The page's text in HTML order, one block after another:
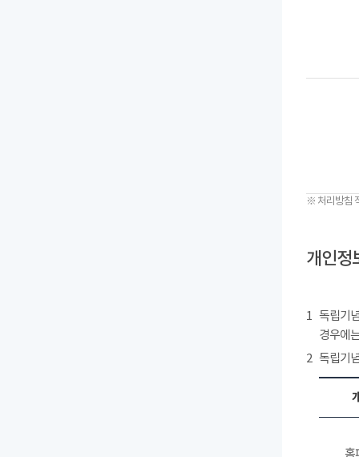
※ 처리방침
개인정
1 독립기
경우에
2 독립기
홈